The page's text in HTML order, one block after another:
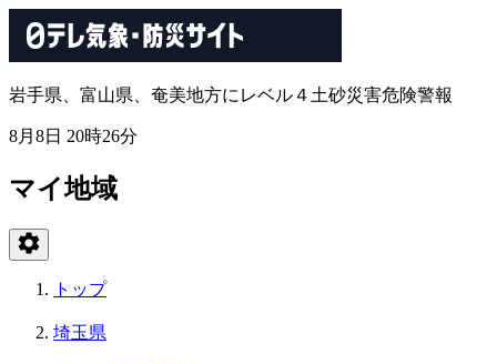
岩手県、富山県、奄美地方にレベル４土砂災害危険警報
8月8日 20時26分
マイ地域
トップ
埼玉県